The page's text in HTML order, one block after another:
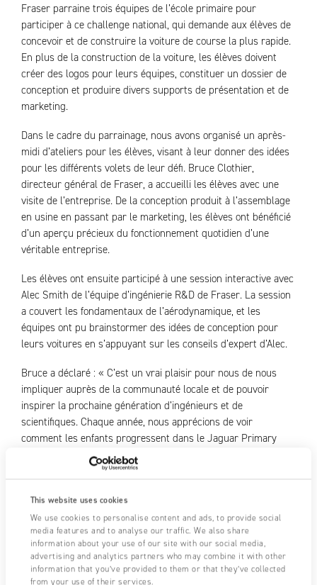
This website uses cookies
We use cookies to personalise content and ads, to provide social
media features and to analyse our traffic. We also share
information about your use of our site with our social media,
advertising and analytics partners who may combine it with other
information that you’ve provided to them or that they’ve collected
from your use of their services.
Fraser parraine trois équipes de l’école primaire pour
participer à ce challenge national, qui demande aux élèves de
concevoir et de construire la voiture de course la plus rapide.
En plus de la construction de la voiture, les élèves doivent
créer des logos pour leurs équipes, constituer un dossier de
conception et produire divers supports de présentation et de
marketing.
Dans le cadre du parrainage, nous avons organisé un après-
midi d’ateliers pour les élèves, visant à leur donner des idées
pour les différents volets de leur défi. Bruce Clothier,
directeur général de Fraser, a accueilli les élèves avec une
visite de l’entreprise. De la conception produit à l’assemblage
en usine en passant par le marketing, les élèves ont bénéficié
d’un aperçu précieux du fonctionnement quotidien d’une
véritable entreprise.
Les élèves ont ensuite participé à une session interactive avec
Alec Smith de l’équipe d’ingénierie R&D de Fraser. La session
a couvert les fondamentaux de l’aérodynamique, et les
équipes ont pu brainstormer des idées de conception pour
leurs voitures en s’appuyant sur les conseils d’expert d’Alec.
Bruce a déclaré : « C’est un vrai plaisir pour nous de nous
impliquer auprès de la communauté locale et de pouvoir
inspirer la prochaine génération d’ingénieurs et de
scientifiques. Chaque année, nous apprécions de voir
comment les enfants progressent dans le Jaguar Primary
School Challenge, et nous avons hâte de voir les résultats de
la course de cette année en mai. Bonne chance à l’école
Quentin Dickinson, enseignant de la classe 4 à l’école primaire
de Bolham, a ajouté : « Les enfants ont maintenant terminé
leurs voitures prototypes et vont les tester au PETROC
Tiverton. Cela les aidera en mettant en lumière les
modifications éventuellement nécessaires.